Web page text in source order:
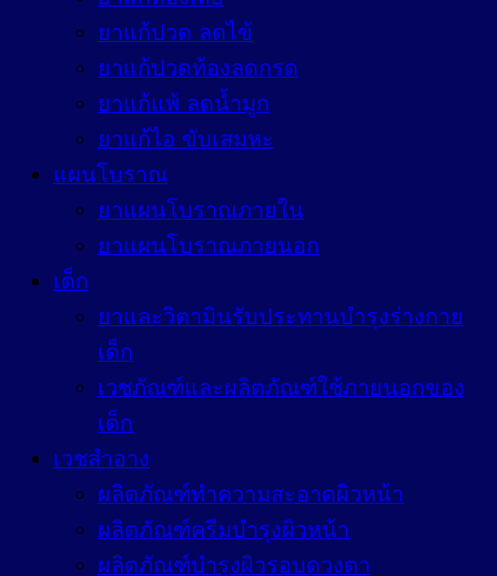
ยาแก้ปวด ลดไข้
ยาแก้ปวดท้องลดกรด
ยาแก้แพ้ ลดน้ำมูก
ยาแก้ไอ ขับเสมหะ
แผนโบราณ
ยาแผนโบราณภายใน
ยาแผนโบราณภายนอก
เด็ก
ยาและวิตามินรับประทานบำรุงร่างกาย
เด็ก
เวชภัณฑ์และผลิตภัณฑ์ใช้ภายนอกของ
เด็ก
เวชสำอาง
ผลิตภัณฑ์ทำความสะอาดผิวหน้า
ผลิตภัณฑ์ครีมบำรุงผิวหน้า
ผลิตภัณฑ์บำรุงผิวรอบดวงตา